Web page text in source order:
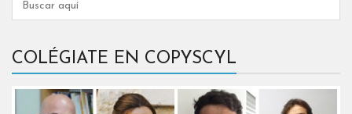
COLÉGIATE EN COPYSCYL